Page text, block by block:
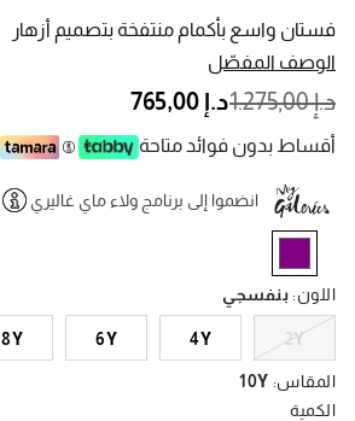
فستان واسع بأكمام منتفخة بتصميم أزهار
الوصف المفصّل
PRICE REDUCED FROM
د.إ 1.275,00 TO
د.إ 765,00
أقساط بدون فوائد متاحة
انضموا إلى برنامج ولاء ماي غاليري
selectedاللون:بنفسجي
2Y
4Y
6Y
8Y
المقاس:
10Y
الكمية